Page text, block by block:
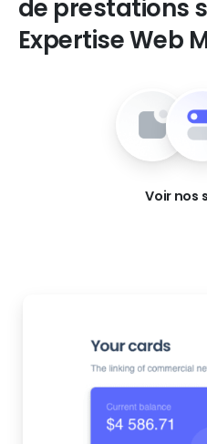
de prestations
ExpertiseWeb
Voir nos